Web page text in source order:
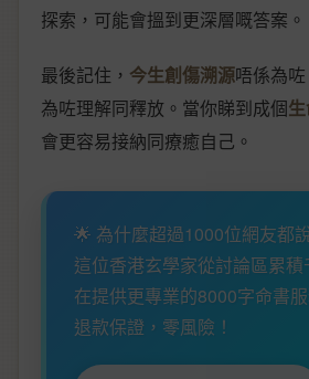
探索，可能會搵到更深層嘅答案。
最後記住， 今生創傷溯源唔係為
為咗理解同釋放。當你睇到成個
會更容易接納同療癒自己。
🌟 為什麼超過1000位網友都
這位香港玄學家從討論區累
在提供更專業的8000字命書
退款保證，零風險！